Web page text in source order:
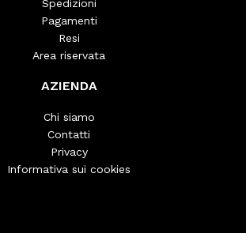
Spedizioni
Pagamenti
Resi
Area riservata
AZIENDA
Chi siamo
Contatti
Privacy
Informativa sui cookies